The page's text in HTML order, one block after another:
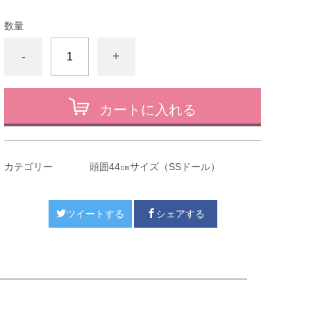
数量
- +
カートに入れる
カテゴリー 頭囲44㎝サイズ（SSドール）
ツイートする シェアする